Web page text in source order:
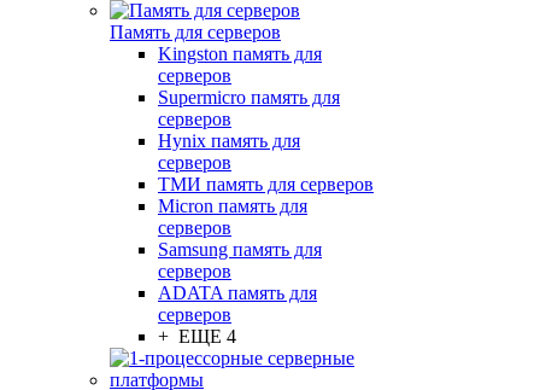
Память для серверов
Kingston память для
серверов
Supermicro память для
серверов
Hynix память для
серверов
ТМИ память для серверов
Micron память для
серверов
Samsung память для
серверов
ADATA память для
серверов
+ ЕЩЕ 4